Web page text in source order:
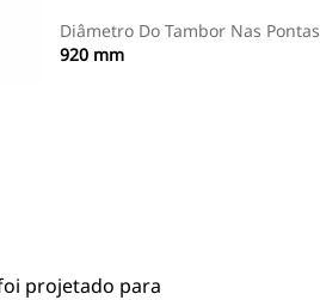
Diâmetro Do Tambor Nas Pontas
920 mm
projetado para